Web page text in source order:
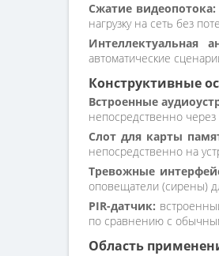
Сжатие видеопотока:
нагрузку на сеть без
Интеллектуальная
автоматические
Конструктивные
Встроенные
непосредственно
Слот для карты
непосредственно на
Тревожные
оповещатели (сирены)
PIR-датчик:
по сравнению с
Область